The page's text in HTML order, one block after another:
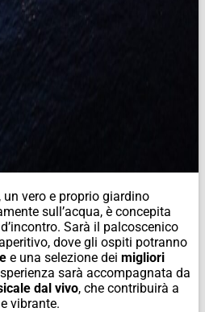
vero e proprio giardino
sull’acqua, è concepita
Sarà il palcoscenico
dove gli ospiti potranno
e una selezione dei migliori
sarà accompagnata da
dal vivo, che contribuirà a
vibrante.